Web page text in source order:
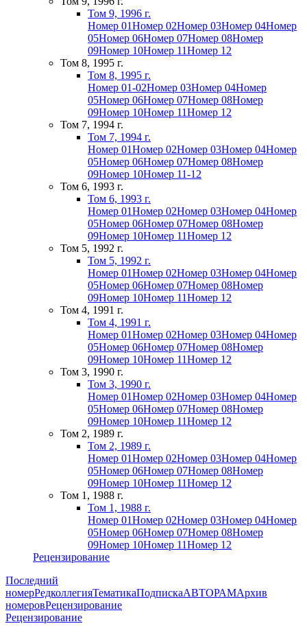
Том 9, 1996 г.
Номер 01Номер 02Номер 03Номер 04Номер
05Номер 06Номер 07Номер 08Номер
09Номер 10Номер 11Номер 12
Том 8, 1995 г.
Том 8, 1995 г.
Номер 01-02Номер 03Номер 04Номер
05Номер 06Номер 07Номер 08Номер
09Номер 10Номер 11Номер 12
Том 7, 1994 г.
Том 7, 1994 г.
Номер 01Номер 02Номер 03Номер 04Номер
05Номер 06Номер 07Номер 08Номер
09Номер 10Номер 11-12
Том 6, 1993 г.
Том 6, 1993 г.
Номер 01Номер 02Номер 03Номер 04Номер
05Номер 06Номер 07Номер 08Номер
09Номер 10Номер 11Номер 12
Том 5, 1992 г.
Том 5, 1992 г.
Номер 01Номер 02Номер 03Номер 04Номер
05Номер 06Номер 07Номер 08Номер
09Номер 10Номер 11Номер 12
Том 4, 1991 г.
Том 4, 1991 г.
Номер 01Номер 02Номер 03Номер 04Номер
05Номер 06Номер 07Номер 08Номер
09Номер 10Номер 11Номер 12
Том 3, 1990 г.
Том 3, 1990 г.
Номер 01Номер 02Номер 03Номер 04Номер
05Номер 06Номер 07Номер 08Номер
09Номер 10Номер 11Номер 12
Том 2, 1989 г.
Том 2, 1989 г.
Номер 01Номер 02Номер 03Номер 04Номер
05Номер 06Номер 07Номер 08Номер
09Номер 10Номер 11Номер 12
Том 1, 1988 г.
Том 1, 1988 г.
Номер 01Номер 02Номер 03Номер 04Номер
05Номер 06Номер 07Номер 08Номер
09Номер 10Номер 11Номер 12
Рецензирование
Последний
номерРедколлегияТематикаПодпискаАВТОРАМАрхив
номеровРецензирование
Рецензирование